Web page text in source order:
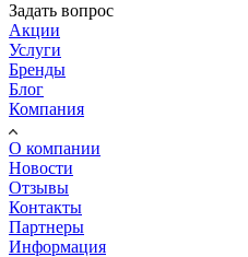
Задать вопрос
Акции
Услуги
Бренды
Блог
Компания
О компании
Новости
Отзывы
Контакты
Партнеры
Информация